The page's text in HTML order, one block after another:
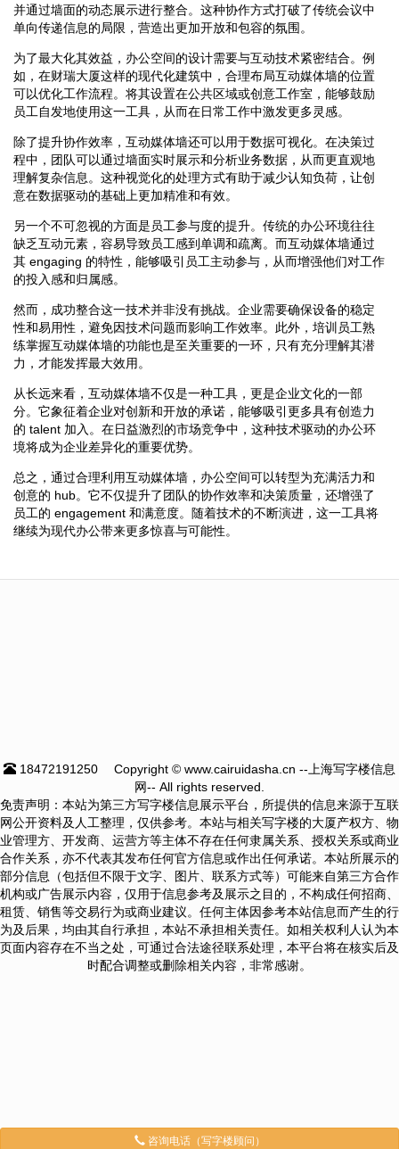
并通过墙面的动态展示进行整合。这种协作方式打破了传统会议中
单向传递信息的局限，营造出更加开放和包容的氛围。
为了最大化其效益，办公空间的设计需要与互动技术紧密结合。例
如，在财瑞大厦这样的现代化建筑中，合理布局互动媒体墙的位置
可以优化工作流程。将其设置在公共区域或创意工作室，能够鼓励
员工自发地使用这一工具，从而在日常工作中激发更多灵感。
除了提升协作效率，互动媒体墙还可以用于数据可视化。在决策过
程中，团队可以通过墙面实时展示和分析业务数据，从而更直观地
理解复杂信息。这种视觉化的处理方式有助于减少认知负荷，让创
意在数据驱动的基础上更加精准和有效。
另一个不可忽视的方面是员工参与度的提升。传统的办公环境往往
缺乏互动元素，容易导致员工感到单调和疏离。而互动媒体墙通过
其 engaging 的特性，能够吸引员工主动参与，从而增强他们对工作
的投入感和归属感。
然而，成功整合这一技术并非没有挑战。企业需要确保设备的稳定
性和易用性，避免因技术问题而影响工作效率。此外，培训员工熟
练掌握互动媒体墙的功能也是至关重要的一环，只有充分理解其潜
力，才能发挥最大效用。
从长远来看，互动媒体墙不仅是一种工具，更是企业文化的一部
分。它象征着企业对创新和开放的承诺，能够吸引更多具有创造力
的 talent 加入。在日益激烈的市场竞争中，这种技术驱动的办公环
境将成为企业差异化的重要优势。
总之，通过合理利用互动媒体墙，办公空间可以转型为充满活力和
创意的 hub。它不仅提升了团队的协作效率和决策质量，还增强了
员工的 engagement 和满意度。随着技术的不断演进，这一工具将
继续为现代办公带来更多惊喜与可能性。
18472191250
Copyright © www.cairuidasha.cn --上海写字楼信息
网-- All rights reserved.
免责声明：本站为第三方写字楼信息展示平台，所提供的信息来源于互联
网公开资料及人工整理，仅供参考。本站与相关写字楼的大厦产权方、物
业管理方、开发商、运营方等主体不存在任何隶属关系、授权关系或商业
合作关系，亦不代表其发布任何官方信息或作出任何承诺。本站所展示的
部分信息（包括但不限于文字、图片、联系方式等）可能来自第三方合作
机构或广告展示内容，仅用于信息参考及展示之目的，不构成任何招商、
租赁、销售等交易行为或商业建议。任何主体因参考本站信息而产生的行
为及后果，均由其自行承担，本站不承担相关责任。如相关权利人认为本
页面内容存在不当之处，可通过合法途径联系处理，本平台将在核实后及
时配合调整或删除相关内容，非常感谢。
咨询电话（写字楼顾问）